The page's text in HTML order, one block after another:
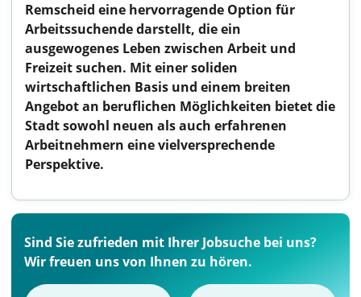
Remscheid eine hervorragende Option für
Arbeitssuchende darstellt, die ein
ausgewogenes Leben zwischen Arbeit und
Freizeit suchen. Mit einer soliden
wirtschaftlichen Basis und einem breiten
Angebot an beruflichen Möglichkeiten bietet die
Stadt sowohl neuen als auch erfahrenen
Arbeitnehmern eine vielversprechende
Perspektive.
Sind Sie zufrieden mit Ihrer Jobsuche bei uns?
Wir freuen uns von Ihnen zu hören.